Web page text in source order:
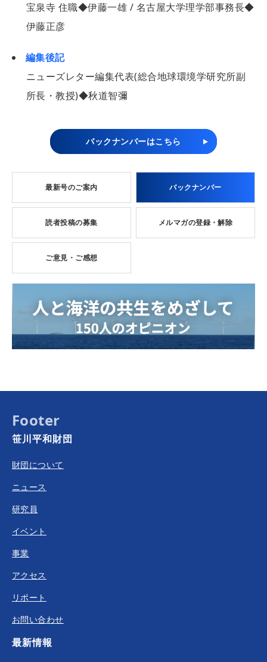
宝泉寺 住職◆伊藤一雄 / 名古屋大学理学部事務長◆
伊藤正彦
編集後記
ニューズレター編集代表(総合地球環境学研究所副
所長・教授)◆秋道智彌
バックナンバーはこちら
最新号のご案内 バックナンバー
読者投稿の募集 メルマガの登録・解除
ご意見・ご感想
Footer
笹川平和財団
財団について
ニュース
研究員
イベント
事業
アクセス
リポート
お問い合わせ
最新情報